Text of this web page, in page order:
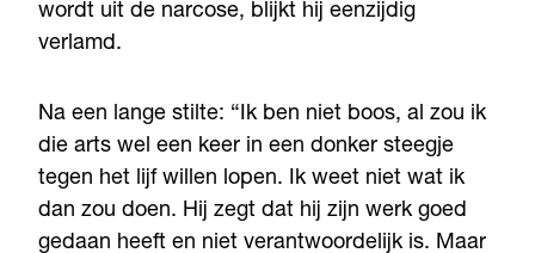
wordt uit de narcose, blijkt hij eenzijdig
verlamd.
Na een lange stilte: “Ik ben niet boos, al zou ik
die arts wel een keer in een donker steegje
tegen het lijf willen lopen. Ik weet niet wat ik
dan zou doen. Hij zegt dat hij zijn werk goed
gedaan heeft en niet verantwoordelijk is. Maar